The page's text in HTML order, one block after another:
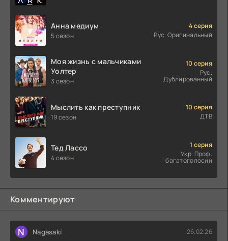
Анна медиум
5 сезон
4 серия
Рус. Оригинальный
Моя жизнь с мальчиками
Уолтер
3 сезон
10 серия
Рус.
Дублированный
Мыслить как преступник
19 сезон
10 серия
ДТВ
Тед Лассо
4 сезон
1 серия
Укр. Проф.
багатоголосий
Комментируют
N Nagasaki 26.02.26